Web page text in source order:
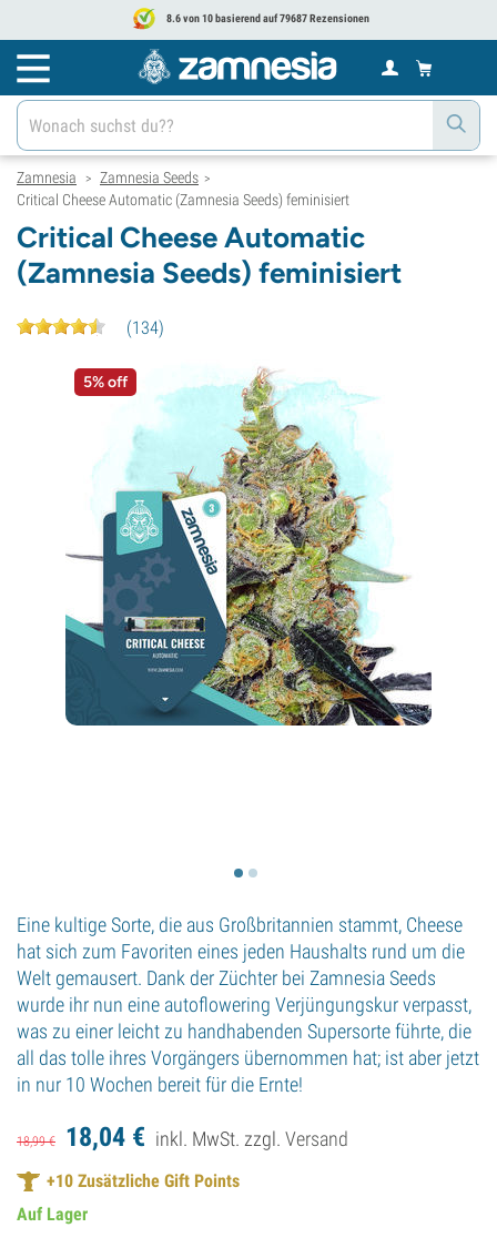
8.6 von 10 basierend auf 79687 Rezensionen
Zamnesia > Zamnesia Seeds >
Critical Cheese Automatic (Zamnesia Seeds) feminisiert
Critical Cheese Automatic
(Zamnesia Seeds) feminisiert
(134)
5% off
Eine kultige Sorte, die aus Großbritannien stammt, Cheese
hat sich zum Favoriten eines jeden Haushalts rund um die
Welt gemausert. Dank der Züchter bei Zamnesia Seeds
wurde ihr nun eine autoflowering Verjüngungskur verpasst,
was zu einer leicht zu handhabenden Supersorte führte, die
all das tolle ihres Vorgängers übernommen hat; ist aber jetzt
in nur 10 Wochen bereit für die Ernte!
18,99€ 18,04 € inkl. MwSt. zzgl. Versand
+10 Zusätzliche Gift Points
Auf Lager